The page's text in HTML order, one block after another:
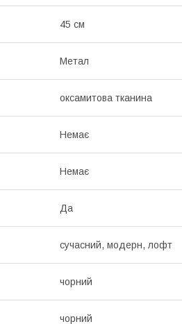
45 см
Метал
оксамитова тканина
Немає
Немає
Да
сучасний, модерн, лофт
чорний
чорний